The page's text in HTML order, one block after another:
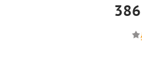
386